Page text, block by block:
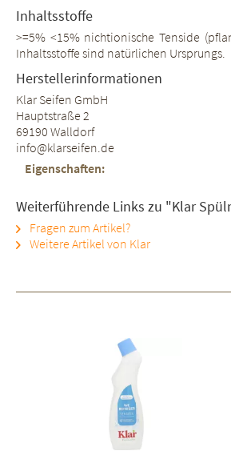
Inhaltsstoffe
>=5% <15% nichtionische Tenside
Inhaltsstoffe sind natürlichen Ursprungs.
Herstellerinformationen
Klar Seifen GmbH
Hauptstraße 2
69190 Walldorf
info@klarseifen.de
Eigenschaften:
Weiterführende Links zu "Klar
Fragen zum Artikel?
Weitere Artikel von Klar